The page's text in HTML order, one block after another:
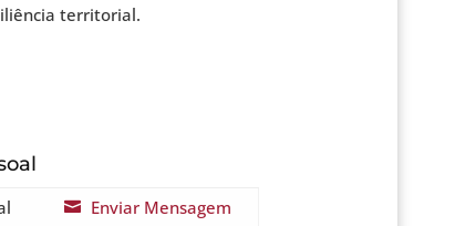
territorial.
 Enviar Mensagem